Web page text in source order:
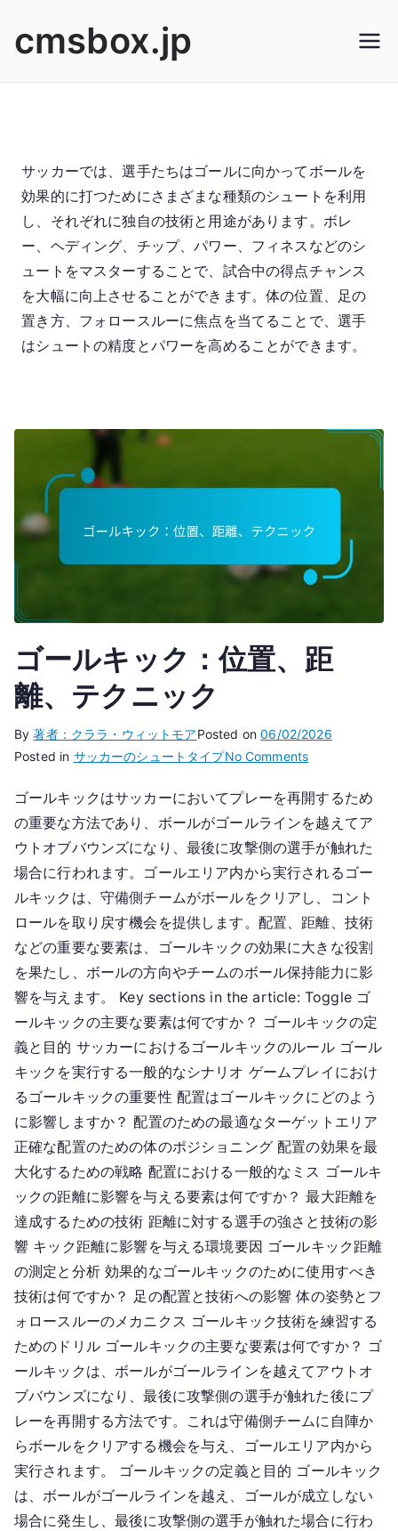
cmsbox.jp
サッカーでは、選手たちはゴールに向かってボールを
効果的に打つためにさまざまな種類のシュートを利用
し、それぞれに独自の技術と用途があります。ボレ
ー、ヘディング、チップ、パワー、フィネスなどのシ
ュートをマスターすることで、試合中の得点チャンス
を大幅に向上させることができます。体の位置、足の
置き方、フォロースルーに焦点を当てることで、選手
はシュートの精度とパワーを高めることができます。
ゴールキック：位置、距
離、テクニック
By著者：クララ・ウィットモアPosted on06/02/2026
Posted in サッカーのシュートタイプNo Commentson
ー
ル
キ
ッ
置、
距
離、
テ
ク
ニ
ッ
ク
ゴールキックはサッカーにおいてプレーを再開するため
の重要な方法であり、ボールがゴールラインを越えてア
ウトオブバウンズになり、最後に攻撃側の選手が触れた
場合に行われます。ゴールエリア内から実行されるゴー
ルキックは、守備側チームがボールをクリアし、コント
ロールを取り戻す機会を提供します。配置、距離、技術
などの重要な要素は、ゴールキックの効果に大きな役割
を果たし、ボールの方向やチームのボール保持能力に影
響を与えます。 Key sections in the article: Toggle ゴ
ールキックの主要な要素は何ですか？ ゴールキックの定
義と目的 サッカーにおけるゴールキックのルール ゴール
キックを実行する一般的なシナリオ ゲームプレイにおけ
るゴールキックの重要性 配置はゴールキックにどのよう
に影響しますか？ 配置のための最適なターゲットエリア
正確な配置のための体のポジショニング 配置の効果を最
大化するための戦略 配置における一般的なミス ゴールキ
ックの距離に影響を与える要素は何ですか？ 最大距離を
達成するための技術 距離に対する選手の強さと技術の影
響 キック距離に影響を与える環境要因 ゴールキック距離
の測定と分析 効果的なゴールキックのために使用すべき
技術は何ですか？ 足の配置と技術への影響 体の姿勢とフ
ォロースルーのメカニクス ゴールキック技術を練習する
ためのドリル ゴールキックの主要な要素は何ですか？ ゴ
ールキックは、ボールがゴールラインを越えてアウトオ
ブバウンズになり、最後に攻撃側の選手が触れた後にプ
レーを再開する方法です。これは守備側チームに自陣か
らボールをクリアする機会を与え、ゴールエリア内から
実行されます。 ゴールキックの定義と目的 ゴールキック
は、ボールがゴールラインを越え、ゴールが成立しない
場合に発生し、最後に攻撃側の選手が触れた場合に行わ